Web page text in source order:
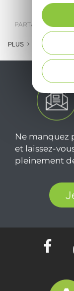
PARTAGER :
PLUS
Ne manquez
et laissez-
pleinement